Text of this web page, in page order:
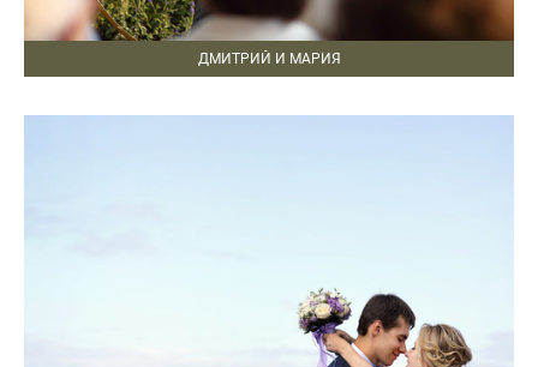
ДМИТРИЙ И МАРИЯ